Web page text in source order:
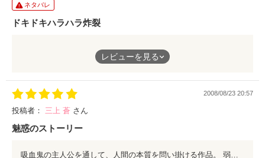
ネタバレ
ドキドキハラハラ炸裂
最後までドキドキとハラハラが止まらないストーリー
SF小説が苦手な人でも、スラスラと読めちゃいます
本日の読書にどうぞ
レビューを見る
2008/08/23 20:57
投稿者： 三上 蒼 さん
魅惑のストーリー
吸血鬼の主人公を通して、人間の本質を問い掛ける作品。 弱さ…偏見…温かさ… 先の読めない展開の連続に、衝撃的な結末。 終わりであって終わりでないその物語に、読み終えた後も引き込まれ作品の世界に浸っている… おすすめです